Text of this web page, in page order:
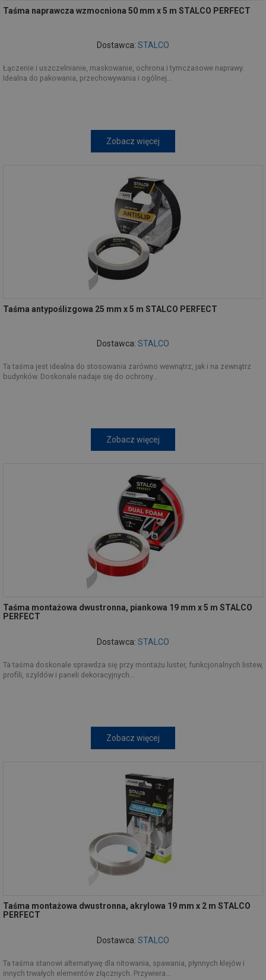
Taśma naprawcza wzmocniona 50 mm x 5 m STALCO PERFECT
Dostawca: STALCO
Łączenie i uszczelnianie, maskowanie, ochrona i tymczasowe naprawy.
Idealna do pakowania, przechowywania i ogólnej...
Zobacz więcej
Taśma antypoślizgowa 25 mm x 5 m STALCO PERFECT
Dostawca: STALCO
Ta taśma jest idealna do stosowania zarówno wewnątrz, jak i na zewnątrz
budynków. Doskonale nadaje się do ochrony...
Zobacz więcej
Taśma montażowa dwustronna, piankowa 19 mm x 5 m STALCO
PERFECT
Dostawca: STALCO
Ta taśma doskonale sprawdza się przy montażu luster, funkcjonalnych listew,
profili, szyldów i paneli dekoracyjnych...
Zobacz więcej
Taśma montażowa dwustronna, akrylowa 19 mm x 2 m STALCO
PERFECT
Dostawca: STALCO
Ta taśma stanowi alternatywę dla nitowania, spawania, płynnych klejów i
innych trwałych elementów złącznych. Przywiera...